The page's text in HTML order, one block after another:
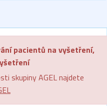
pacientů na vyšetření,
skupiny AGEL najdete